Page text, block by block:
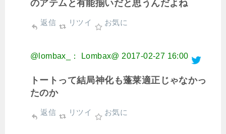
のアテムと有能揃いだと思うんだよね
返信 リツイ お気に
@lombax_： Lombax@ 2017-02-27 16:00
トートって結局神化も蓬莱適正じゃなかっ
たのか
返信 リツイ お気に